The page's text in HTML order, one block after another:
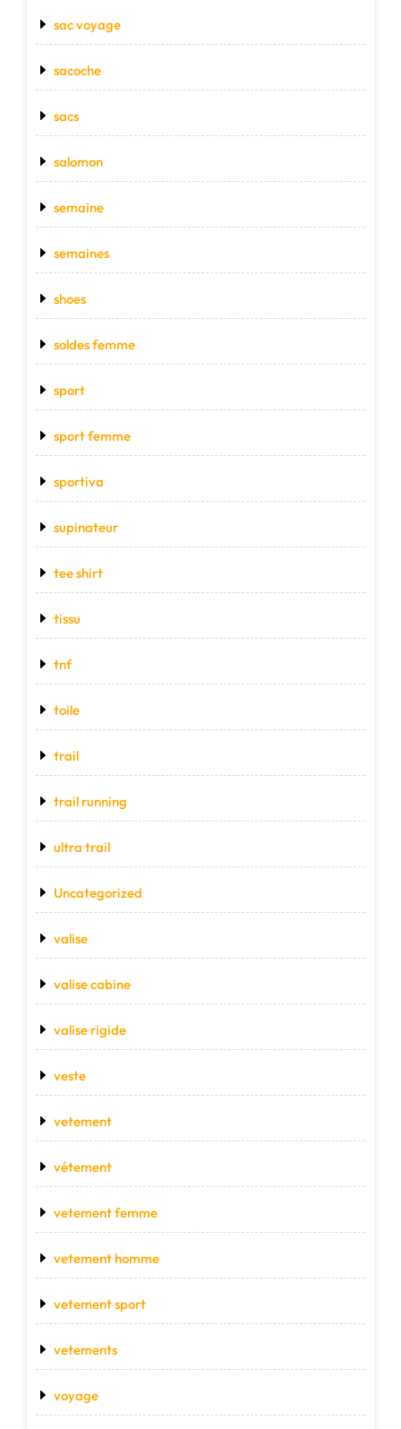
sac voyage
sacoche
sacs
salomon
semaine
semaines
shoes
soldes femme
sport
sport femme
sportiva
supinateur
tee shirt
tissu
tnf
toile
trail
trail running
ultra trail
Uncategorized
valise
valise cabine
valise rigide
veste
vetement
vétement
vetement femme
vetement homme
vetement sport
vetements
voyage